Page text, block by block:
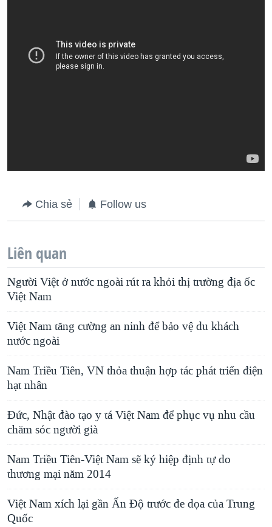
Chia sẻ Follow us
Liên quan
Người Việt ở nước ngoài rút ra khỏi thị trường địa ốc
Việt Nam
Việt Nam tăng cường an ninh để bảo vệ du khách
nước ngoài
Nam Triều Tiên, VN thỏa thuận hợp tác phát triển điện
hạt nhân
Ðức, Nhật đào tạo y tá Việt Nam để phục vụ nhu cầu
chăm sóc người già
Nam Triều Tiên-Việt Nam sẽ ký hiệp định tự do
thương mại năm 2014
Việt Nam xích lại gần Ấn Độ trước đe dọa của Trung
Quốc